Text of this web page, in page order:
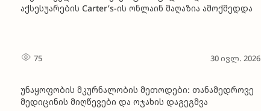
აქსესუარების Carter’s-ის ონლაინ მაღაზია ამოქმედდა
75 30 ივლ. 2026
უნაყოფობის მკურნალობის მეთოდები: თანამედროვე
მედიცინის მიღწევები და ოჯახის დაგეგმვა